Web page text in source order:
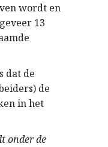
wordt en
13
dat de
de
in het
onder de